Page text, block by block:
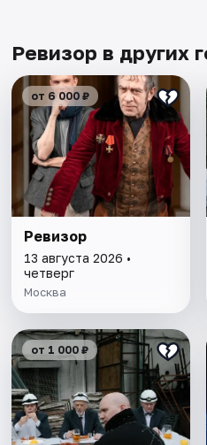
Ревизор в других
от 6 000 ₽
Ревизор
13 августа 2026 •
четверг
Москва
от 1 000 ₽